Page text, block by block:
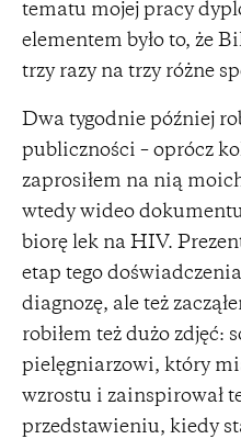
tematu mojej pracy
elementem było to, że
trzy razy na trzy różne
Dwa tygodnie później
publiczności – oprócz
zaprosiłem na nią
wtedy wideo
biorę lek na HIV.
etap tego
diagnozę, ale też
robiłem też dużo zdjęć:
pielęgniarzowi, który
wzrostu i zainspirował
przedstawieniu, kiedy